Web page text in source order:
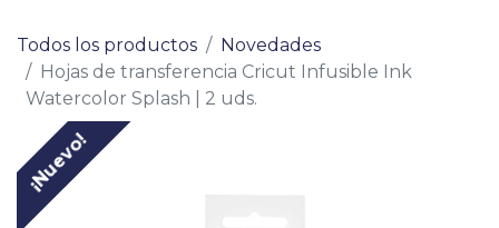
Todos los productos
Novedades
Hojas de transferencia Cricut Infusible Ink
Watercolor Splash | 2 uds.
¡Nuevo!